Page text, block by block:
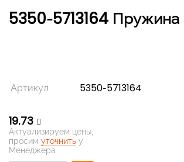
5350-5713164 Пружина
Артикул 5350-5713164
19,73
Актуализируем цены,
просим уточнить у
Менеджера